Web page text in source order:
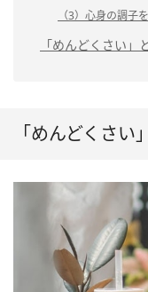
（3）心身の調子
「めんどくさい
「めんどくさ